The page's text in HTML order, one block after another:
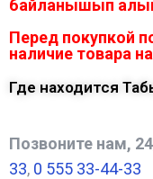
байланышып
Перед покупкой
наличие товара
Где находится
Позвоните нам,
33, 0 555 33-44-33